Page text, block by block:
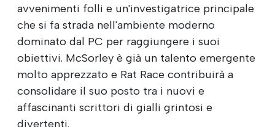
avvenimenti folli e un'investigatrice principale
che si fa strada nell'ambiente moderno
dominato dal PC per raggiungere i suoi
obiettivi. McSorley è già un talento emergente
molto apprezzato e Rat Race contribuirà a
consolidare il suo posto tra i nuovi e
affascinanti scrittori di gialli grintosi e
divertenti.